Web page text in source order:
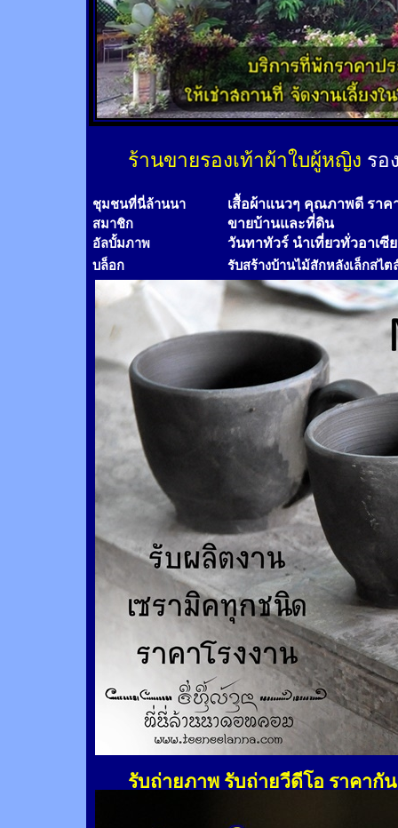
ร้านขายรองเท้าผ้าใบผู้หญิง รอ
ชุมชนที่นี่ล้านนา เสื้อผ้าแนวๆ คุณภาพดี ราค
สมาชิก ขายบ้านและที่ดิน
อัลบั้มภาพ วันทาทัวร์ นำเที่ยวทั่วอาเซี
บล็อก รับสร้างบ้านไม้สักหลังเล็กสไต
รับถ่ายภาพ รับถ่ายวีดีโอ ราคากั